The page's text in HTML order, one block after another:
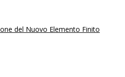
del Nuovo Elemento Finito